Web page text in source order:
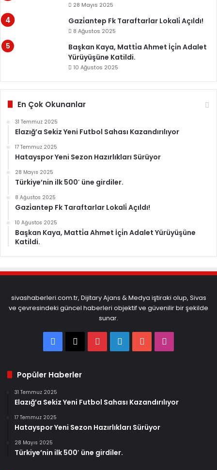
28 Mayıs 2025
Gazi̇antep Fk Taraftarlar Lokali̇ Açıldı!
8 Ağustos 2025
Başkan Kaya, Matti̇a Ahmet İçi̇n Adalet
Yürüyüşüne Katildi.
10 Ağustos 2025
En Çok Okunanlar
31 Temmuz 2025
Elazığ’a Sekiz Yeni Futbol Sahası Kazandırılıyor
17 Temmuz 2025
Hatayspor Yeni Sezon Hazırlıkları Sürüyor
28 Mayıs 2025
Türkiye’nin ilk 500′ üne girdiler.
8 Ağustos 2025
Gazi̇antep Fk Taraftarlar Lokali̇ Açıldı!
10 Ağustos 2025
Başkan Kaya, Matti̇a Ahmet İçi̇n Adalet Yürüyüşüne
Katildi.
sivashaberleri.com.tr, Dijitary Ajans & Medya iştiraki olup, Sivas
ve çevresindeki güncel haberleri objektif ve güvenilir bir şekilde
sunar.
Facebook
X PinterestLinkedInYouTube
Popüler Haberler
31 Temmuz 2025
Elazığ’a Sekiz Yeni Futbol Sahası Kazandırılıyor
17 Temmuz 2025
Hatayspor Yeni Sezon Hazırlıkları Sürüyor
28 Mayıs 2025
Türkiye’nin ilk 500′ üne girdiler.